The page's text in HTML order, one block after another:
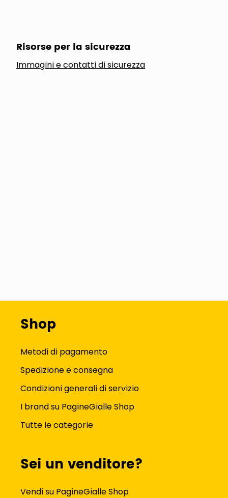
Risorse per la sicurezza
Immagini e contatti di sicurezza
Shop
Metodi di pagamento
Spedizione e consegna
Condizioni generali di servizio
I brand su PagineGialle Shop
Tutte le categorie
Sei un venditore?
Vendi su PagineGialle Shop